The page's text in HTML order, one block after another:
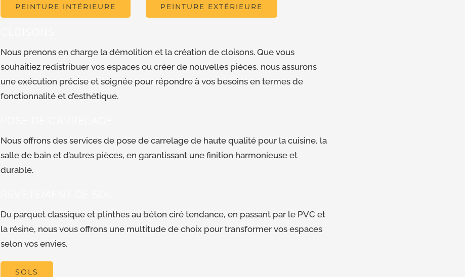
PEINTURE INTÉRIEURE PEINTURE EXTÉRIEURE
Nous prenons en charge la démolition et la création de cloisons. Que vous
souhaitiez redistribuer vos espaces ou créer de nouvelles pièces, nous assurons
une exécution précise et soignée pour répondre à vos besoins en termes de
fonctionnalité et d’esthétique.
Nous offrons des services de pose de carrelage de haute qualité pour la cuisine, la
salle de bain et d’autres pièces, en garantissant une finition harmonieuse et
durable.
Du parquet classique et plinthes au béton ciré tendance, en passant par le PVC et
la résine, nous vous offrons une multitude de choix pour transformer vos espaces
selon vos envies.
SOLS